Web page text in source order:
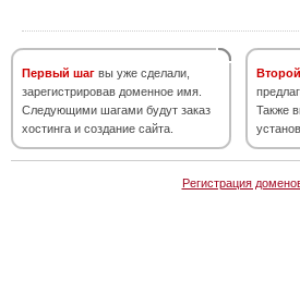
Первый шаг вы уже сделали,
зарегистрировав доменное имя.
Следующими шагами будут заказ
хостинга и создание сайта.
Также
Регистрация